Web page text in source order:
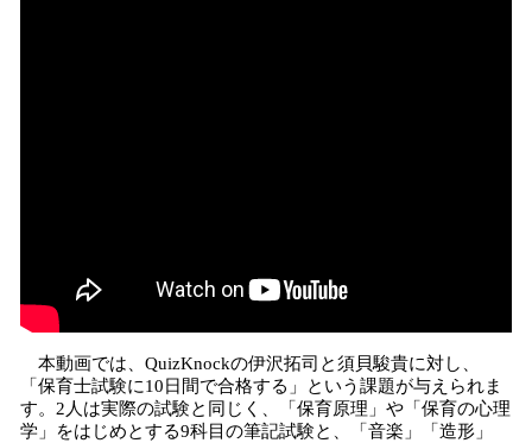
本動画では、QuizKnockの伊沢拓司と須貝駿貴に対し、
「保育士試験に10日間で合格する」という課題が与えられま
す。2人は実際の試験と同じく、「保育原理」や「保育の心理
学」をはじめとする9科目の筆記試験と、「音楽」「造形」